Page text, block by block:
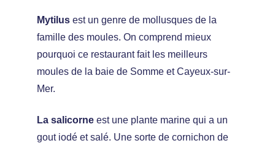
Mytilus est un genre de mollusques de la
famille des moules. On comprend mieux
pourquoi ce restaurant fait les meilleurs
moules de la baie de Somme et Cayeux-sur-
Mer.
La salicorne est une plante marine qui a un
gout iodé et salé. Une sorte de cornichon de